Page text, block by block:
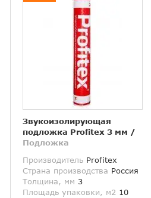
Звукоизолирующая
подложка Profitex 3 мм /
Подложка
Производитель Profitex
Страна производства Россия
Толщина, мм 3
Площадь упаковки, м2 10